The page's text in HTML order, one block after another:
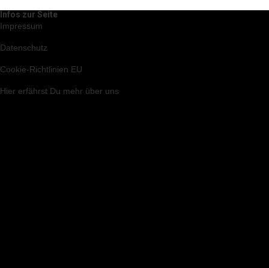
Infos zur Seite
Impressum
Datenschutz
Cookie-Richtlinien EU
Hier erfährst Du mehr über uns